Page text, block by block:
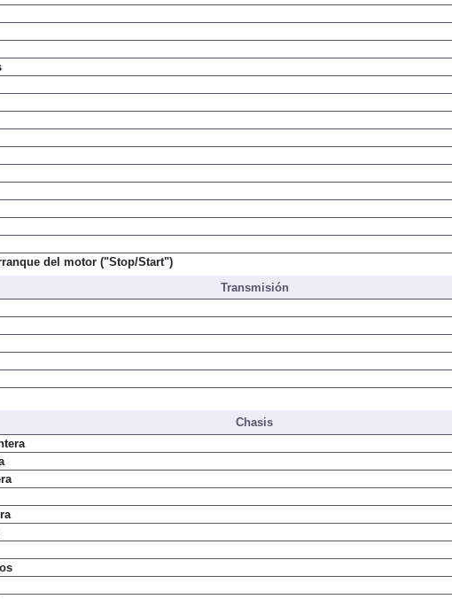
Transmisión
Chasis